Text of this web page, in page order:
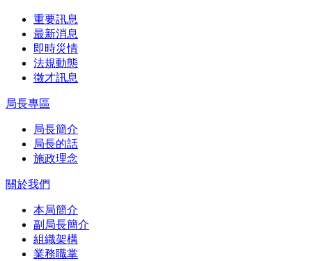
重要訊息
最新消息
即時災情
法規動態
徵才訊息
局長專區
局長簡介
局長的話
施政理念
關於我們
本局簡介
副局長簡介
組織架構
業務職掌